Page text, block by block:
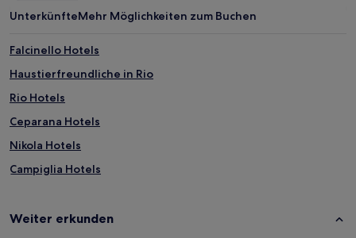
UnterkünfteMehr Möglichkeiten zum Buchen
Falcinello Hotels
Haustierfreundliche in Rio
Rio Hotels
Ceparana Hotels
Nikola Hotels
Campiglia Hotels
Costa Hotels
Weiter erkunden